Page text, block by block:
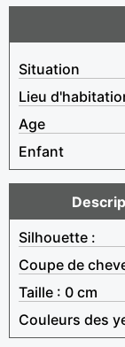
Situation
Lieu
Age
Enfant
Silhouette :
Coupe de
Taille : 0 cm
Couleurs des